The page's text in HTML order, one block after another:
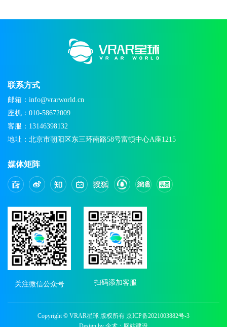
联系方式
邮箱：info@vrarworld.cn
座机：010-58672009
客服：13146398132
地址：北京市朝阳区东三环南路58号富顿中心A座1215
媒体矩阵
关注微信公众号 扫码添加客服
Copyright © VRAR星球 版权所有 京ICP备2021003882号-3